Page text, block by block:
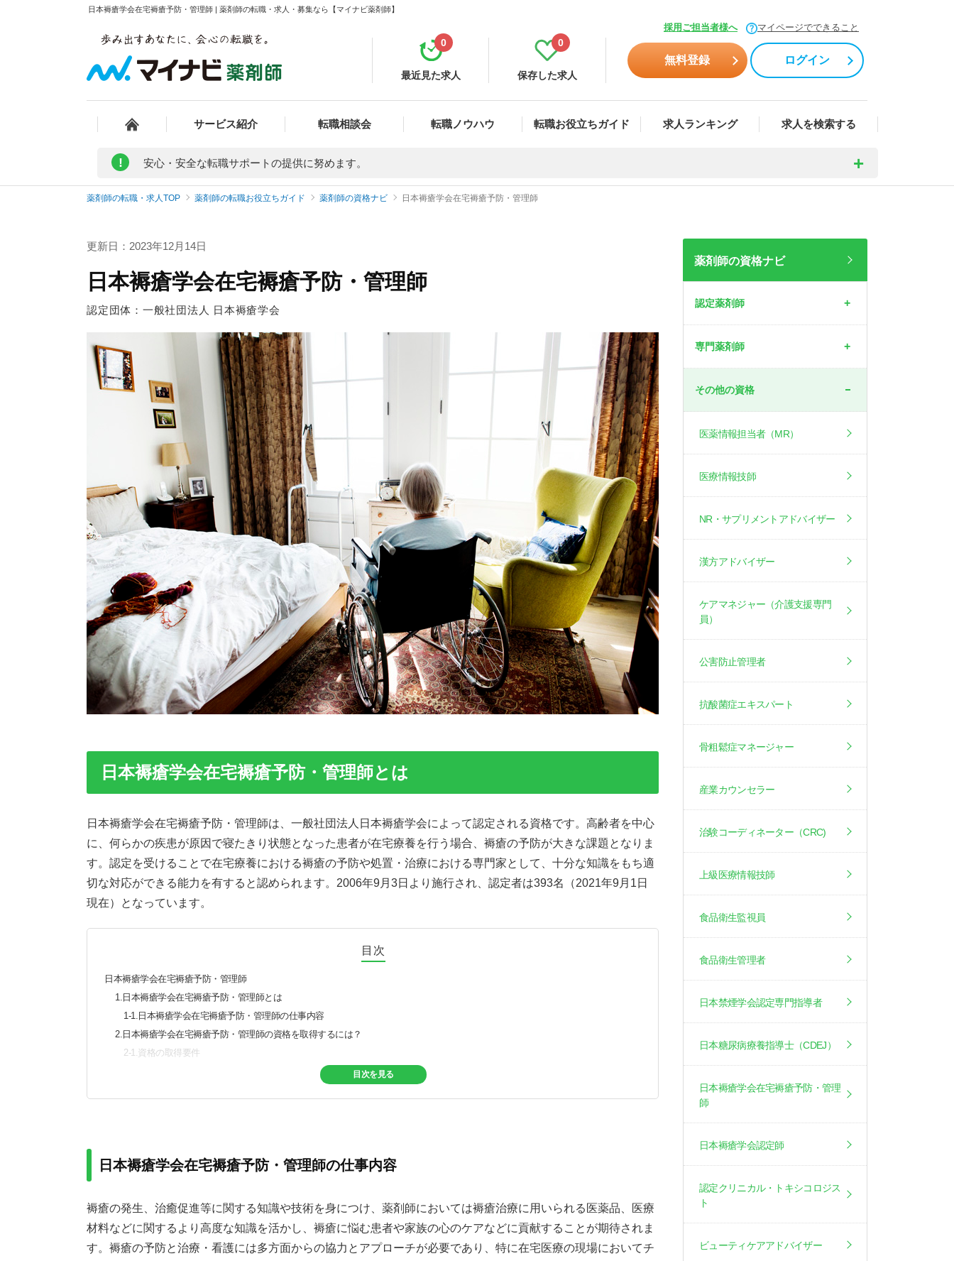
日本褥瘡学会在宅褥瘡予防・管理師 | 薬剤師の転職・求人・募集なら【マイナビ薬剤師】
採用ご担当者様へ マイページでできること
最近見た求人
0
保存した求人
0
無料登録 ログイン
サービス紹介 転職相談会 転職ノウハウ 転職お役立ちガイド 求人ランキング 求人を検索する
! 安心・安全な転職サポートの提供に努めます。
薬剤師の転職・求人TOP 薬剤師の転職お役立ちガイド 薬剤師の資格ナビ 日本褥瘡学会在宅褥瘡予防・管理師
更新日：2023年12月14日
日本褥瘡学会在宅褥瘡予防・管理師
認定団体：一般社団法人 日本褥瘡学会
日本褥瘡学会在宅褥瘡予防・管理師とは
日本褥瘡学会在宅褥瘡予防・管理師は、一般社団法人日本褥瘡学会によって認定される資格です。高齢者を中心
に、何らかの疾患が原因で寝たきり状態となった患者が在宅療養を行う場合、褥瘡の予防が大きな課題となりま
す。認定を受けることで在宅療養における褥瘡の予防や処置・治療における専門家として、十分な知識をもち適
切な対応ができる能力を有すると認められます。2006年9月3日より施行され、認定者は393名（2021年9月1日
現在）となっています。
目次
日本褥瘡学会在宅褥瘡予防・管理師
1.日本褥瘡学会在宅褥瘡予防・管理師とは
1-1.日本褥瘡学会在宅褥瘡予防・管理師の仕事内容
2.日本褥瘡学会在宅褥瘡予防・管理師の資格を取得するには？
2-1.資格の取得要件
目次を見る
日本褥瘡学会在宅褥瘡予防・管理師の仕事内容
褥瘡の発生、治癒促進等に関する知識や技術を身につけ、薬剤師においては褥瘡治療に用いられる医薬品、医療
材料などに関するより高度な知識を活かし、褥瘡に悩む患者や家族の心のケアなどに貢献することが期待されま
す。褥瘡の予防と治療・看護には多方面からの協力とアプローチが必要であり、特に在宅医療の現場においてチ
薬剤師の資格ナビ
認定薬剤師
専門薬剤師
その他の資格
医薬情報担当者（MR）
医療情報技師
NR・サプリメントアドバイザー
漢方アドバイザー
ケアマネジャー（介護支援専門
員）
公害防止管理者
抗酸菌症エキスパート
骨粗鬆症マネージャー
産業カウンセラー
治験コーディネーター（CRC)
上級医療情報技師
食品衛生監視員
食品衛生管理者
日本禁煙学会認定専門指導者
日本糖尿病療養指導士（CDEJ）
日本褥瘡学会在宅褥瘡予防・管理
師
日本褥瘡学会認定師
認定クリニカル・トキシコロジス
ト
ビューティケアアドバイザー